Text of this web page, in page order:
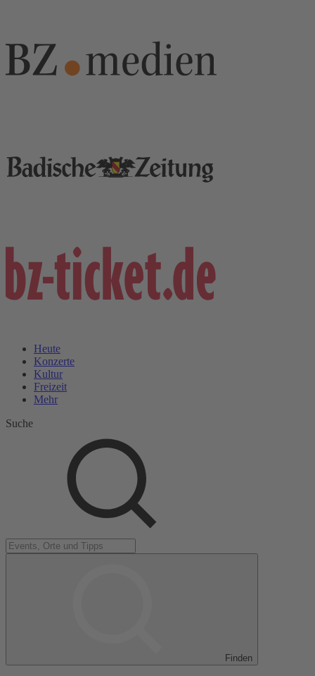
Heute
Konzerte
Kultur
Freizeit
Mehr
Suche
Finden